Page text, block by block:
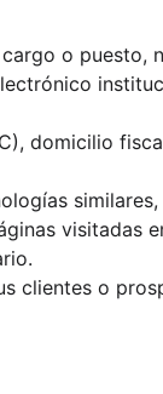
o puesto,
domicilio
visitadas
clientes o